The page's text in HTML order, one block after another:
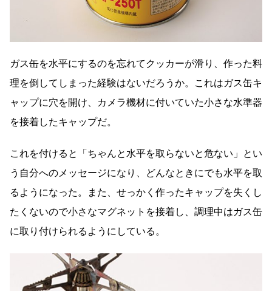
ガス缶を水平にするのを忘れてクッカーが滑り、作った料
理を倒してしまった経験はないだろうか。これはガス缶キ
ャップに穴を開け、カメラ機材に付いていた小さな水準器
を接着したキャップだ。
これを付けると「ちゃんと水平を取らないと危ない」とい
う自分へのメッセージになり、どんなときにでも水平を取
るようになった。また、せっかく作ったキャップを失くし
たくないので小さなマグネットを接着し、調理中はガス缶
に取り付けられるようにしている。